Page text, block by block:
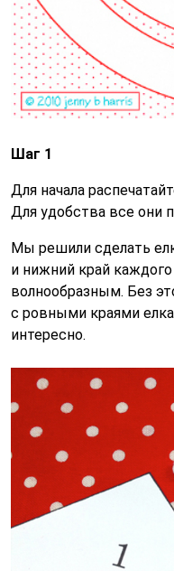
Шаг 1
Для начала
Для удобства все они
Мы решили сделать
и нижний край каждого
волнообразным. Без
с ровными краями
интересно.